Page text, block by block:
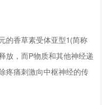
的香草素受体亚型1(简称
放，而P物质和其他神经递
疼痛刺激向中枢神经的传